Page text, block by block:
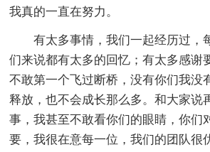
我真的一直在努力。
有太多事情，我们一起经历过，
们来说都有太多的回忆；有太多感谢
不敢第一个飞过断桥，没有你们我没
释放，也不会成长那么多。和大家说
事，我甚至不敢看你们的眼睛，你们
要，我很在意每一位，我们的团队很